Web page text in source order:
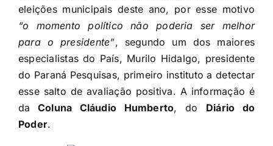
eleições municipais deste ano, por esse motivo
“o momento político não poderia ser melhor
para o presidente”, segundo um dos maiores
especialistas do País, Murilo Hidalgo, presidente
do Paraná Pesquisas, primeiro instituto a detectar
esse salto de avaliação positiva. A informação é
da
Coluna Cláudio Humberto, do Diário do
Poder.